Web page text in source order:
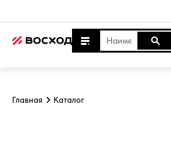
Главная Каталог